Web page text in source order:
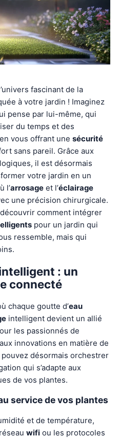
fascinant de la
à votre jardin ! Imaginez
pense par lui-même, qui
du temps et des
vous offrant une sécurité
sans pareil. Grâce aux
il est désormais
votre jardin en un
l’arrosage et l’éclairage
une précision chirurgicale.
comment intégrer
pour un jardin qui
ressemble, mais qui
: un
connecté
chaque goutte d’eau
intelligent devient un allié
les passionnés de
innovations en matière de
pouvez désormais orchestrer
qui s’adapte aux
de vos plantes.
service de vos plantes
et de température,
wifi ou les protocoles